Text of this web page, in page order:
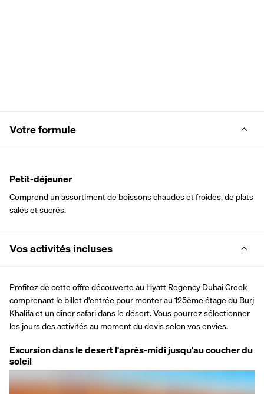
Votre formule
Petit-déjeuner
Comprend un assortiment de boissons chaudes et froides, de plats
salés et sucrés.
Vos activités incluses
Profitez de cette offre découverte au Hyatt Regency Dubai Creek
comprenant le billet d'entrée pour monter au 125ème étage du Burj
Khalifa et un dîner safari dans le désert. Vous pourrez sélectionner
les jours des activités au moment du devis selon vos envies.
Excursion dans le desert l'après-midi jusqu'au coucher du
soleil